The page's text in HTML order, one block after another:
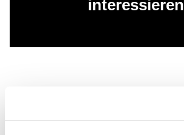
interessieren